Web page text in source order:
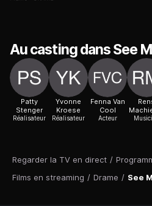
Regarder la TV en direct /
Films en streaming / Drame / See
Au casting dans See
Patty
Stenger
Réalisateur
Yvonne
Kroese
Réalisateur
Fenna Van
Cool
Acteur